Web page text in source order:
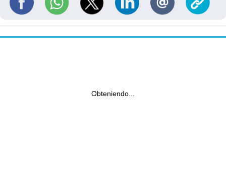
Obteniendo...